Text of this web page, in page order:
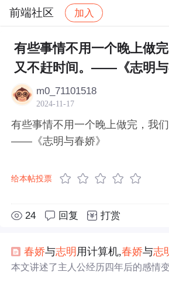
前端社区 加入
社区 前端社区 感慨 帖子
有些事情不用一个晚上做
又不赶时间。——《志明与
m0_71101518
2024-11-17
有些事情不用一个晚上做完，我们
——《志明与春娇》
给本帖投票
24 回复 打赏
春娇与志明 用计算机,春娇与志
本文讲述了主人公经历四年后的感情